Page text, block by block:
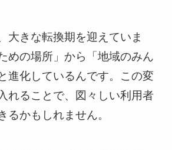
大きな転換期を迎えていま
めの場所」から「地域のみん
進化しているんです。この変
れることで、図々しい利用者
るかもしれません。